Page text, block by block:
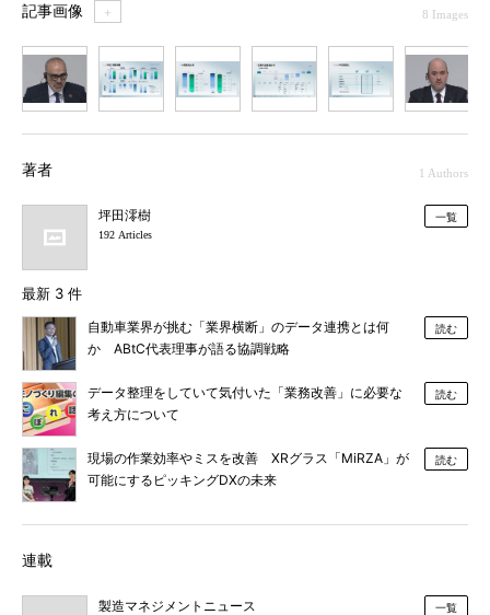
記事画像 ＋ 8 Images
著者 1 Authors
坪田澪樹
192 Articles
一覧
最新 3 件
自動車業界が挑む「業界横断」のデータ連携とは何
か ABtC代表理事が語る協調戦略
読む
データ整理をしていて気付いた「業務改善」に必要な
考え方について
読む
現場の作業効率やミスを改善 XRグラス「MiRZA」が
可能にするピッキングDXの未来
読む
連載
製造マネジメントニュース 一覧